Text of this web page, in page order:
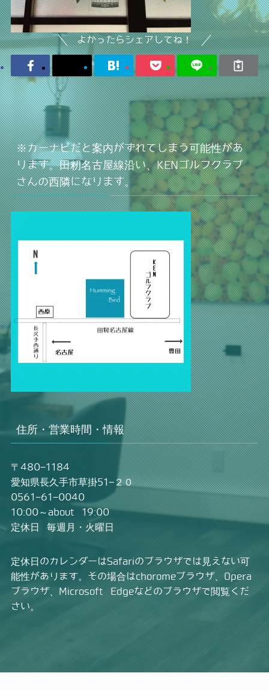
よかったらシェアしてね！
※カーナビだと案内がずれてしまう可能性があ
ります。田籾名古屋線沿い、KENゴルフクラブ
さんの西隣になります。
住所・営業時間・情報
〒480−1184
愛知県長久手市草掛51−２０
0561−61−0040
10:00～about 19:00
定休日 毎週月・火曜日
定休日のカレンダーはSafariのブラウザでは見えない可
能性があります。その場合はchoromeブラウザ、Opera
ブラウザ、Microsoft Edgeなどのブラウザで閲覧くだ
さい。